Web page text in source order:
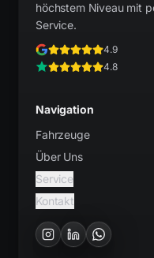
höchstem Niveau mit
Service.
4.9
4.8
Navigation
Fahrzeuge
Über Uns
Service
Kontakt